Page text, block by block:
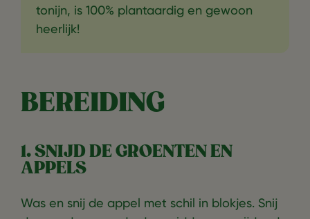
tonijn, is 100% plantaardig en gewoon
heerlijk!
BEREIDING
1. SNIJD DE GROENTEN EN
APPELS
Was en snij de appel met schil in blokjes. Snij